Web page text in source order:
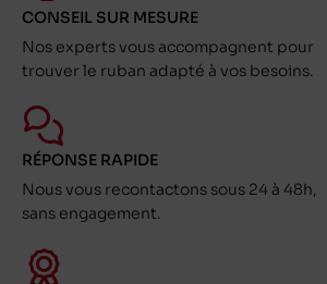
CONSEIL SUR MESURE
Nos experts vous accompagnent pour
trouver le ruban adapté à vos besoins.
RÉPONSE RAPIDE
Nous vous recontactons sous 24 à 48h,
sans engagement.